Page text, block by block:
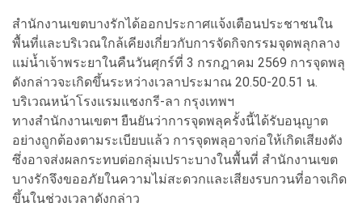
สำนักงานเขตบางรักได้ออกประกาศแจ้งเตือนประชาชนใน
พื้นที่และบริเวณใกล้เคียงเกี่ยวกับการจัดกิจกรรมจุดพลุกลาง
แม่น้ำเจ้าพระยาในคืนวันศุกร์ที่ 3 กรกฎาคม 2569 การจุดพลุ
ดังกล่าวจะเกิดขึ้นระหว่างเวลาประมาณ 20.50-20.51 น.
บริเวณหน้าโรงแรมแชงกรี-ลา กรุงเทพฯ
ทางสำนักงานเขตฯ ยืนยันว่าการจุดพลุครั้งนี้ได้รับอนุญาต
อย่างถูกต้องตามระเบียบแล้ว การจุดพลุอาจก่อให้เกิดเสียงดัง
ซึ่งอาจส่งผลกระทบต่อกลุ่มเปราะบางในพื้นที่ สำนักงานเขต
บางรักจึงขออภัยในความไม่สะดวกและเสียงรบกวนที่อาจเกิด
ขึ้นในช่วงเวลาดังกล่าว